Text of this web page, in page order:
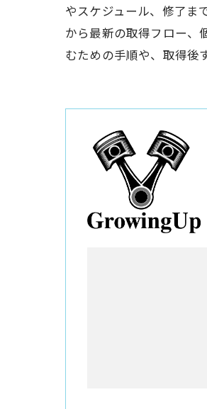
やスケジュール、修了ま
から最新の取得フロー、
むための手順や、取得後